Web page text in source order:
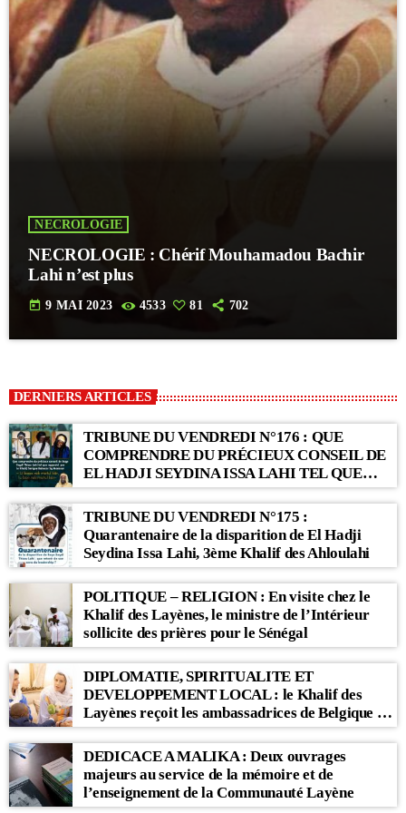
NECROLOGIE
NECROLOGIE : Chérif Mouhamadou Bachir
Lahi n’est plus
today 9 MAI 2023 4533 81 702
DERNIERS ARTICLES
TRIBUNE DU VENDREDI N°176 : QUE
COMPRENDRE DU PRÉCIEUX CONSEIL DE
EL HADJI SEYDINA ISSA LAHI TEL QUE
RAPPORTÉ PAR LE KHALIF SERIGNE
BABACAR SY MANSOUR : « Li Baax Matul
Kër, Li Bon Matul Kër »
TRIBUNE DU VENDREDI N°175 :
Quarantenaire de la disparition de El Hadji
Seydina Issa Lahi, 3ème Khalif des Ahloulahi
POLITIQUE – RELIGION : En visite chez le
Khalif des Layènes, le ministre de l’Intérieur
sollicite des prières pour le Sénégal
DIPLOMATIE, SPIRITUALITE ET
DEVELOPPEMENT LOCAL : le Khalif des
Layènes reçoit les ambassadrices de Belgique et
des Pays-Bas
DEDICACE A MALIKA : Deux ouvrages
majeurs au service de la mémoire et de
l’enseignement de la Communauté Layène